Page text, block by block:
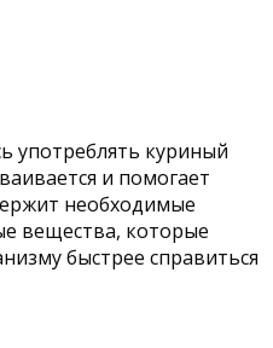
употреблять куриный
и помогает
необходимые
вещества, которые
быстрее справиться